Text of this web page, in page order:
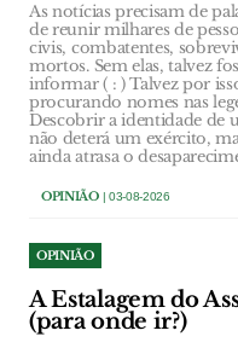
As notícias precisam de
de reunir milhares de
civis, combatentes,
mortos. Sem elas, talvez
informar ( : ) Talvez por
procurando nomes nas
Descobrir a identidade de
não deterá um exército,
ainda atrasa o
OPINIÃO| 03-08-2026
OPINIÃO
A Estalagem do
(para onde ir?)